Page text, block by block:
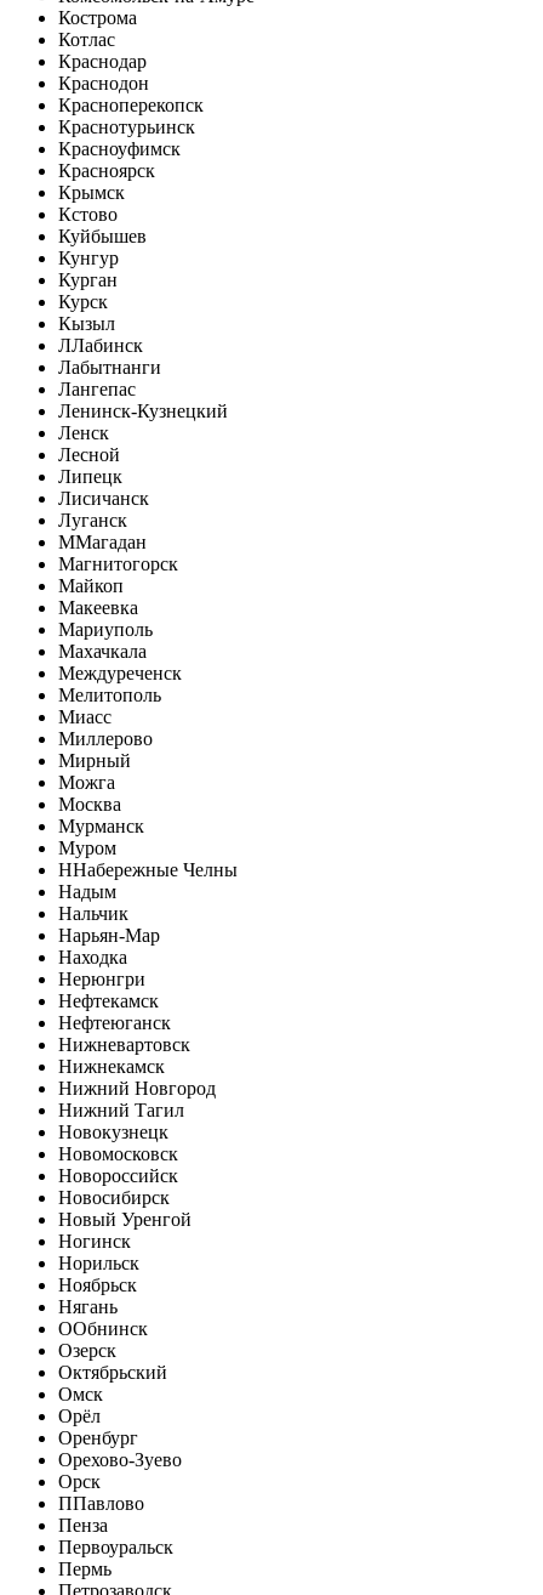
Кострома
Котлас
Краснодар
Краснодон
Красноперекопск
Краснотурьинск
Красноуфимск
Красноярск
Крымск
Кстово
Куйбышев
Кунгур
Курган
Курск
Кызыл
ЛЛабинск
Лабытнанги
Лангепас
Ленинск-Кузнецкий
Ленск
Лесной
Липецк
Лисичанск
Луганск
ММагадан
Магнитогорск
Майкоп
Макеевка
Мариуполь
Махачкала
Междуреченск
Мелитополь
Миасс
Миллерово
Мирный
Можга
Москва
Мурманск
Муром
ННабережные Челны
Надым
Нальчик
Нарьян-Мар
Находка
Нерюнгри
Нефтекамск
Нефтеюганск
Нижневартовск
Нижнекамск
Нижний Новгород
Нижний Тагил
Новокузнецк
Новомосковск
Новороссийск
Новосибирск
Новый Уренгой
Ногинск
Норильск
Ноябрьск
Нягань
ООбнинск
Озерск
Октябрьский
Омск
Орёл
Оренбург
Орехово-Зуево
Орск
ППавлово
Пенза
Первоуральск
Пермь
Петрозаводск